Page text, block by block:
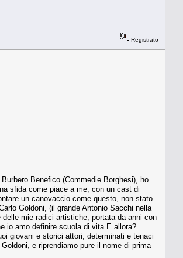
Registrato
Benefico (Commedie Borghesi), ho
sfida come piace a me, con un cast di
un canovaccio come questo, non stato
Goldoni, (il grande Antonio Sacchi nella
mie radici artistiche, portata da anni con
amo definire scuola di vita E allora?...
giovani e storici attori, determinati e tenaci
e riprendiamo pure il nome di prima